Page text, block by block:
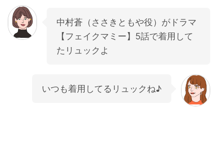
中村蒼（ささきともや役）がドラマ
【フェイクマミー】5話で着用して
たリュックよ
いつも着用してるリュックね♪